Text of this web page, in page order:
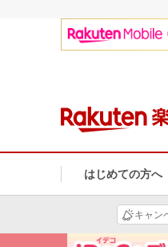
はじめての方へ
キャン